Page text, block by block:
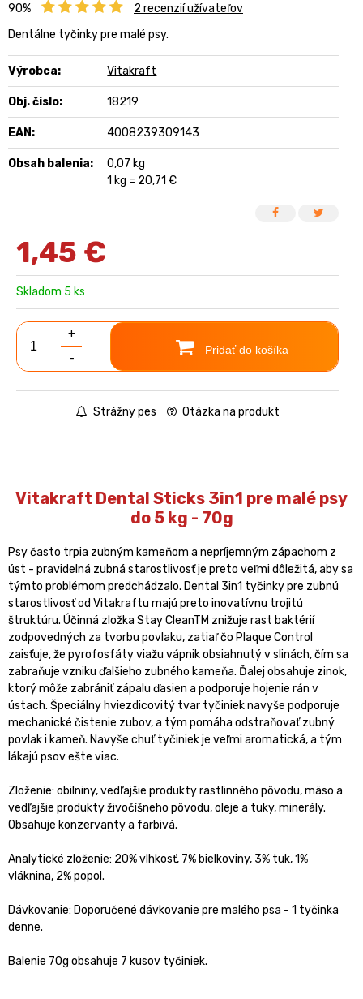
90% 2 recenzií užívateľov
Dentálne tyčinky pre malé psy.
Výrobca: Vitakraft
Obj. čislo: 18219
EAN: 4008239309143
Obsah balenia:
0,07 kg
1 kg = 20,71 €
1,45 €
Skladom 5 ks
+
-
Pridať do košíka
Strážny pes Otázka na produkt
Vitakraft Dental Sticks 3in1 pre malé psy
do 5 kg - 70g
Psy často trpia zubným kameňom a nepríjemným zápachom z
úst - pravidelná zubná starostlivosť je preto veľmi dôležitá, aby sa
týmto problémom predchádzalo. Dental 3in1 tyčinky pre zubnú
starostlivosť od Vitakraftu majú preto inovatívnu trojitú
štruktúru. Účinná zložka Stay CleanTM znižuje rast baktérií
zodpovedných za tvorbu povlaku, zatiaľ čo Plaque Control
zaisťuje, že pyrofosfáty viažu vápnik obsiahnutý v slinách, čím sa
zabraňuje vzniku ďalšieho zubného kameňa. Ďalej obsahuje zinok,
ktorý môže zabrániť zápalu ďasien a podporuje hojenie rán v
ústach. Špeciálny hviezdicovitý tvar tyčiniek navyše podporuje
mechanické čistenie zubov, a tým pomáha odstraňovať zubný
povlak i kameň. Navyše chuť tyčiniek je veľmi aromatická, a tým
lákajú psov ešte viac.
Zloženie: obilniny, vedľajšie produkty rastlinného pôvodu, mäso a
vedľajšie produkty živočíšneho pôvodu, oleje a tuky, minerály.
Obsahuje konzervanty a farbivá.
Analytické zloženie: 20% vlhkosť, 7% bielkoviny, 3% tuk, 1%
vláknina, 2% popol.
Dávkovanie: Doporučené dávkovanie pre malého psa - 1 tyčinka
denne.
Balenie 70g obsahuje 7 kusov tyčiniek.